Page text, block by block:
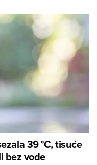
39 °C, tisuće
bez vode